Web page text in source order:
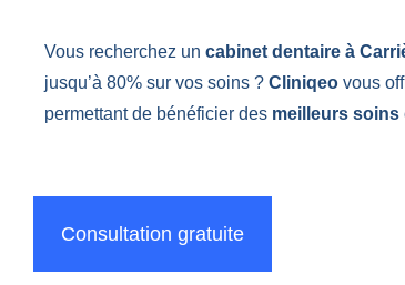
Vous recherchez un cabinet dentaire à
jusqu’à 80% sur vos soins ? Cliniqeo vous
permettant de bénéficier des meilleurs soins
Consultation gratuite